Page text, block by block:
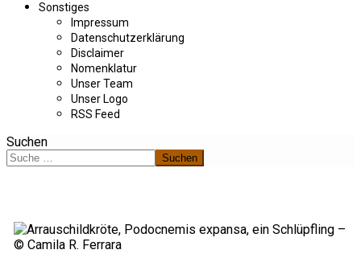
Sonstiges
Impressum
Datenschutzerklärung
Disclaimer
Nomenklatur
Unser Team
Unser Logo
RSS Feed
Suchen
Suchen